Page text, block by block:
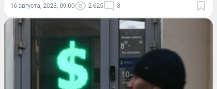
16 августа, 2023, 09:00 2 625 3